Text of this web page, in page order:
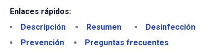
Enlaces rápidos:
Descripción
Resumen
Desinfección
Prevención
Preguntas frecuentes